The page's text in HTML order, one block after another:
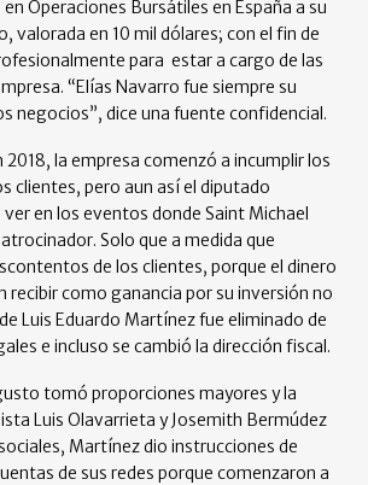
Operaciones Bursátiles en España a su
valorada en 10 mil dólares; con el fin de
para estar a cargo de las
“Elías Navarro fue siempre su
negocios”, dice una fuente confidencial.
2018, la empresa comenzó a incumplir los
clientes, pero aun así el diputado
en los eventos donde Saint Michael
Solo que a medida que
de los clientes, porque el dinero
recibir como ganancia por su inversión no
Luis Eduardo Martínez fue eliminado de
e incluso se cambió la dirección fiscal.
tomó proporciones mayores y la
Luis Olavarrieta y Josemith Bermúdez
Martínez dio instrucciones de
de sus redes porque comenzaron a